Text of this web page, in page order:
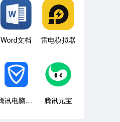
Word文档 雷电模拟器
腾讯电脑管家 腾讯元宝